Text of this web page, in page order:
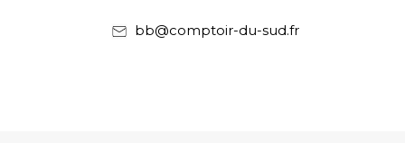
bb@comptoir-du-sud.fr